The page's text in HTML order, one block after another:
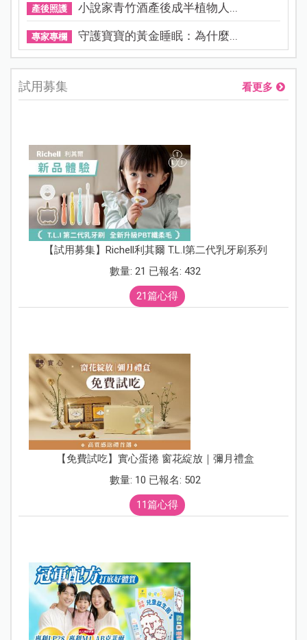
產後照護 小說家青竹酒產後成半植物人...
專家專欄 守護寶寶的黃金睡眠：為什麼...
試用募集 看更多
【試用募集】Richell利其爾 T.L.I第二代乳牙刷系列
數量: 21 已報名: 432
21篇心得
【免費試吃】實心蛋捲 窗花綻放｜彌月禮盒
數量: 10 已報名: 502
11篇心得